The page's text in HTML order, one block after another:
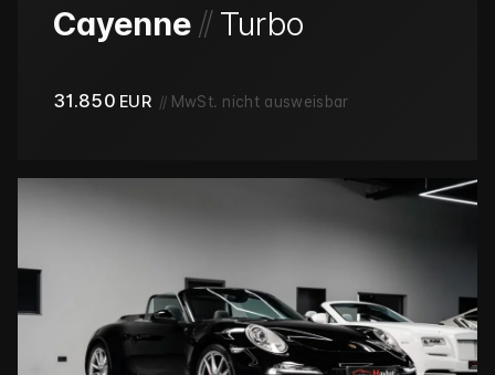
Cayenne // Turbo
31.850 EUR // MwSt. nicht ausweisbar